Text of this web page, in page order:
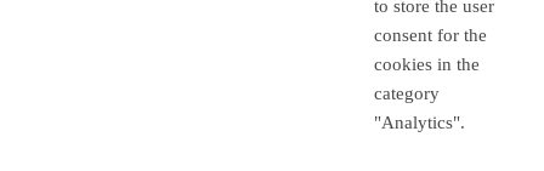
to store the user
consent for the
cookies in the
category
"Analytics".